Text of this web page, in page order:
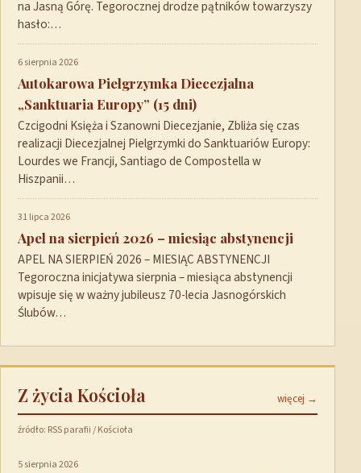
na Jasną Górę. Tegorocznej drodze pątników towarzyszy
hasło:…
6 sierpnia 2026
Autokarowa Pielgrzymka Diecezjalna
„Sanktuaria Europy” (15 dni)
Czcigodni Księża i Szanowni Diecezjanie, Zbliża się czas
realizacji Diecezjalnej Pielgrzymki do Sanktuariów Europy:
Lourdes we Francji, Santiago de Compostella w
Hiszpanii…
31 lipca 2026
Apel na sierpień 2026 – miesiąc abstynencji
APEL NA SIERPIEŃ 2026 – MIESIĄC ABSTYNENCJI
Tegoroczna inicjatywa sierpnia – miesiąca abstynencji
wpisuje się w ważny jubileusz 70-lecia Jasnogórskich
Ślubów…
Z życia Kościoła więcej →
źródło: RSS parafii / Kościoła
5 sierpnia 2026